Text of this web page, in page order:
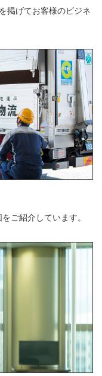
掲げてお客様のビジネ
ご紹介しています。